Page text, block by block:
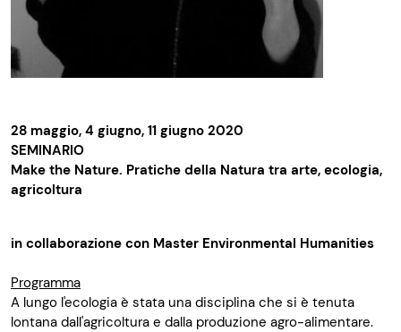
28 maggio, 4 giugno, 11 giugno 2020
SEMINARIO
Make the Nature. Pratiche della Natura tra arte, ecologia,
agricoltura
in collaborazione con Master Environmental Humanities
Programma
A lungo l'ecologia è stata una disciplina che si è tenuta
lontana dall'agricoltura e dalla produzione agro-alimentare.